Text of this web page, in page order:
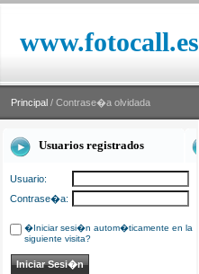
www.fotocall.es
Principal / Contrase�a olvidada
Usuarios registrados
Usuario:
Contrase�a:
�Iniciar sesi�n autom�ticamente en la
siguiente visita?